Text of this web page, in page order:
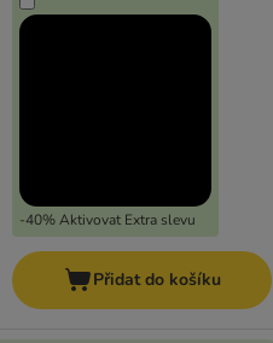
-40% Aktivovat Extra slevu
Přidat do košíku